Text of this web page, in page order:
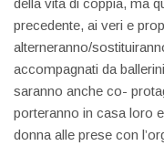
precedente, ai veri e
alterneranno/
accompagnati da
saranno anche co-
porteranno in casa loro
donna alle prese con